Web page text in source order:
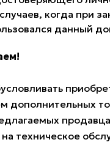
когда при
данный
дополнительных
техническое